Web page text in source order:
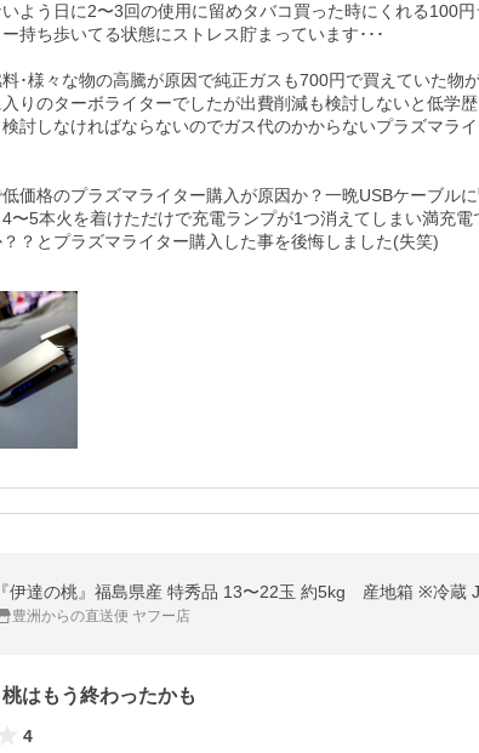
いよう日に2〜3回の使用に留めタバコ買った時にくれる100
持ち歩いてる状態にストレス貯まっています･･･
･様々な物の高騰が原因で純正ガスも700円で買えていた物
入りのターボライターでしたが出費削減も検討しないと低学
討しなければならないのでガス代のかからないプラズマラ
価格のプラズマライター購入が原因か？一晩USBケーブル
〜5本火を着けただけで充電ランプが1つ消えてしまい満充
？とプラズマライター購入した事を後悔しました(失笑)
『伊達の桃』福島県産 特秀品 13〜22玉 約5kg 産地箱 ※冷蔵
豊洲からの直送便 ヤフー店
はもう終わったかも
4